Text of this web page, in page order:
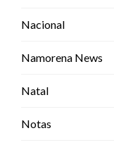
Nacional
Namorena News
Natal
Notas